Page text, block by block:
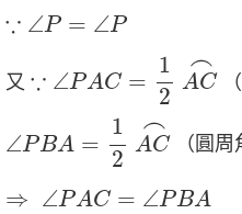
∵ ∠P = ∠P
∵ ∠P ∠P
又 ∵ ∠PAC =
1
2
⌢
AC
2A C⌢
∠PBA =
1
2
⌢
AC
2A ⌢
（圓周
⇒ ∠PAC = ∠PBA
⇒ ∠PA C=∠ B A